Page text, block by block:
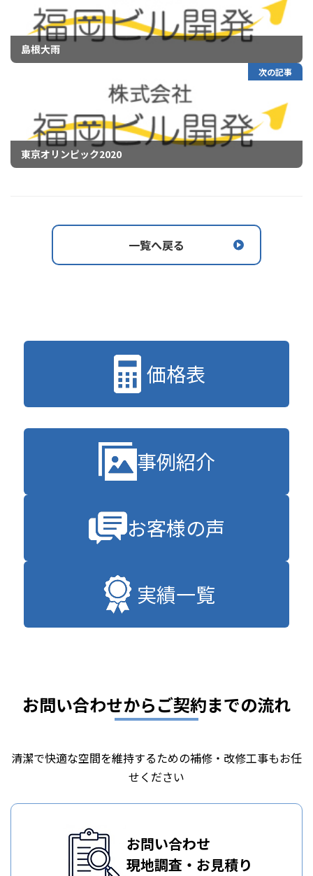
島根大雨
次の記事
東京オリンピック2020
一覧へ戻る
価格表
事例紹介
お客様の声
実績一覧
お問い合わせからご契約までの流れ
清潔で快適な空間を維持するための補修・改修工事もお任
せください
お問い合わせ
現地調査・お見積り